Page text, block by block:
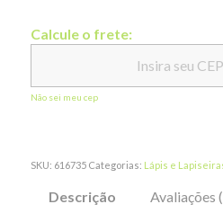
Calcule o frete:
Não sei meu cep
SKU: 616735 Categorias: Lápis e
Descrição Avaliações